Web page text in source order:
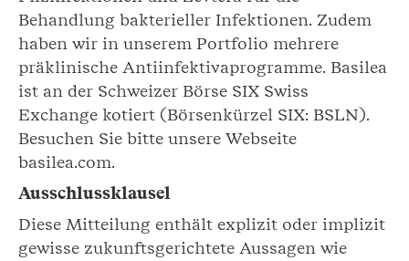
Behandlung bakterieller Infektionen. Zudem
haben wir in unserem Portfolio mehrere
präklinische Antiinfektivaprogramme. Basilea
ist an der Schweizer Börse SIX Swiss
Exchange kotiert (Börsenkürzel SIX: BSLN).
Besuchen Sie bitte unsere Webseite
basilea.com.
Ausschlussklausel
Diese Mitteilung enthält explizit oder implizit
gewisse zukunftsgerichtete Aussagen wie